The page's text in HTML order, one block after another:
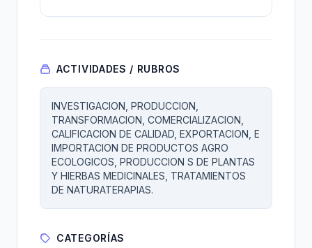
ACTIVIDADES / RUBROS
INVESTIGACION, PRODUCCION,
TRANSFORMACION, COMERCIALIZACION,
CALIFICACION DE CALIDAD, EXPORTACION, E
IMPORTACION DE PRODUCTOS AGRO
ECOLOGICOS, PRODUCCION S DE PLANTAS
Y HIERBAS MEDICINALES, TRATAMIENTOS
DE NATURATERAPIAS.
CATEGORÍAS